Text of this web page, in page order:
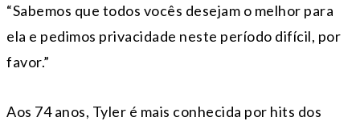
“Sabemos que todos vocês desejam o melhor para
ela e pedimos privacidade neste período difícil, por
favor.”
Aos 74 anos, Tyler é mais conhecida por hits dos